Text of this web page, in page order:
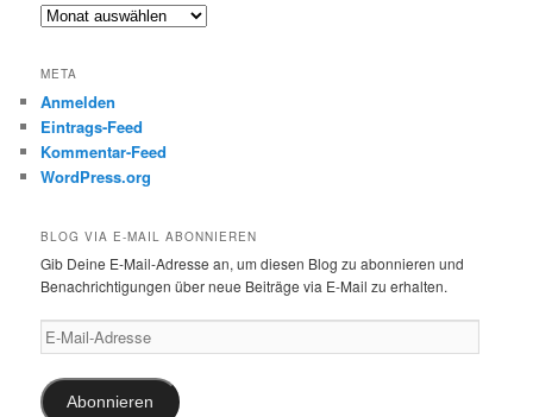
Archiv
META
Anmelden
Eintrags-Feed
Kommentar-Feed
WordPress.org
BLOG VIA E-MAIL ABONNIEREN
Gib Deine E-Mail-Adresse an, um diesen Blog zu abonnieren und
Benachrichtigungen über neue Beiträge via E-Mail zu erhalten.
E-
Mail-
Adresse
Abonnieren